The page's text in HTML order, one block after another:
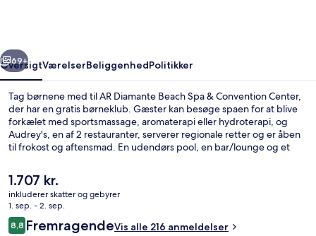
Center
Næste
69+
OversigtVærelserBeliggenhedPolitikker
Tag børnene med til AR Diamante Beach Spa & Convention Center,
der har en gratis børneklub. Gæster kan besøge spaen for at blive
forkælet med sportsmassage, aromaterapi eller hydroterapi, og
Audrey's, en af 2 restauranter, serverer regionale retter og er åben
til frokost og aftensmad. En udendørs pool, en bar/lounge og et
Den
nuværende
pris
er
1.707 kr.
1.707 kr.
inkluderer skatter og gebyrer
1. sep. - 2. sep.
Anmeldelser
8,88,8 ud af 10.
FremragendeVis alle 216 anmeldelser